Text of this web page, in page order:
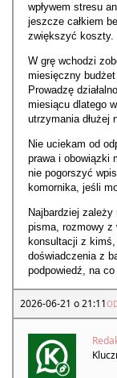
wpływem stresu
jeszcze całkiem
zwiększyć koszty.
W grę wchodzi
miesięczny
Prowadzę
miesiącu dlatego
utrzymania dłużej
Nie uciekam od
prawa i obowiązki
nie pogorszyć
komornika, jeśli
Najbardziej
pisma, rozmowy z
konsultacji z
doświadczenia z
podpowiedź, na
2026-06-21 o 21:11